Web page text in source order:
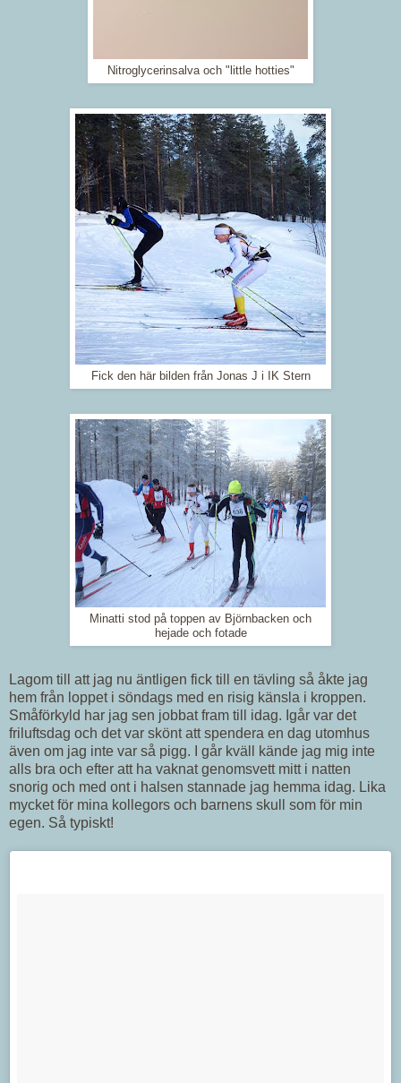
Nitroglycerinsalva och "little hotties"
Fick den här bilden från Jonas J i IK Stern
Minatti stod på toppen av Björnbacken och
hejade och fotade
Lagom till att jag nu äntligen fick till en tävling så åkte jag
hem från loppet i söndags med en risig känsla i kroppen.
Småförkyld har jag sen jobbat fram till idag. Igår var det
friluftsdag och det var skönt att spendera en dag utomhus
även om jag inte var så pigg. I går kväll kände jag mig inte
alls bra och efter att ha vaknat genomsvett mitt i natten
snorig och med ont i halsen stannade jag hemma idag. Lika
mycket för mina kollegors och barnens skull som för min
egen. Så typiskt!